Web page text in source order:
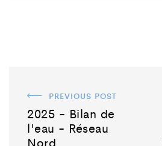
PREVIOUS POST
2025 - Bilan de
l'eau - Réseau
Nord